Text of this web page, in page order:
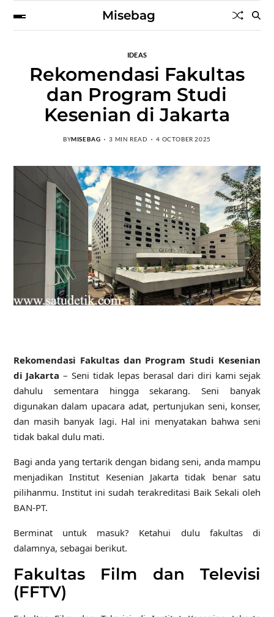
Misebag
IDEAS
Rekomendasi Fakultas
dan Program Studi
Kesenian di Jakarta
BYMISEBAG 3 MIN READ 4 OCTOBER 2025
Rekomendasi Fakultas dan Program Studi Kesenian
di Jakarta – Seni tidak lepas berasal dari diri kami sejak
dahulu sementara hingga sekarang. Seni banyak
digunakan dalam upacara adat, pertunjukan seni, konser,
dan masih banyak lagi. Hal ini menyatakan bahwa seni
tidak bakal dulu mati.
Bagi anda yang tertarik dengan bidang seni, anda mampu
menjadikan Institut Kesenian Jakarta tidak benar satu
pilihanmu. Institut ini sudah terakreditasi Baik Sekali oleh
BAN-PT.
Berminat untuk masuk? Ketahui dulu fakultas di
dalamnya, sebagai berikut.
Fakultas Film dan Televisi
(FFTV)